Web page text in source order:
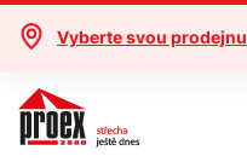
Vyberte svou prodejnu